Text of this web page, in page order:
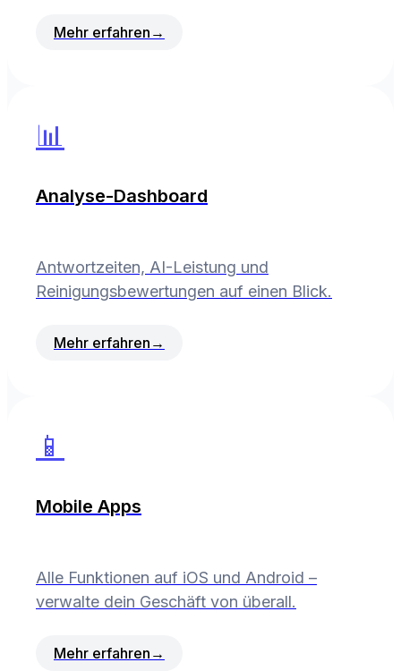
Mehr erfahren →
📊
Analyse-Dashboard
Antwortzeiten, AI-Leistung und
Reinigungsbewertungen auf einen Blick.
Mehr erfahren →
📱
Mobile Apps
Alle Funktionen auf iOS und Android –
verwalte dein Geschäft von überall.
Mehr erfahren →